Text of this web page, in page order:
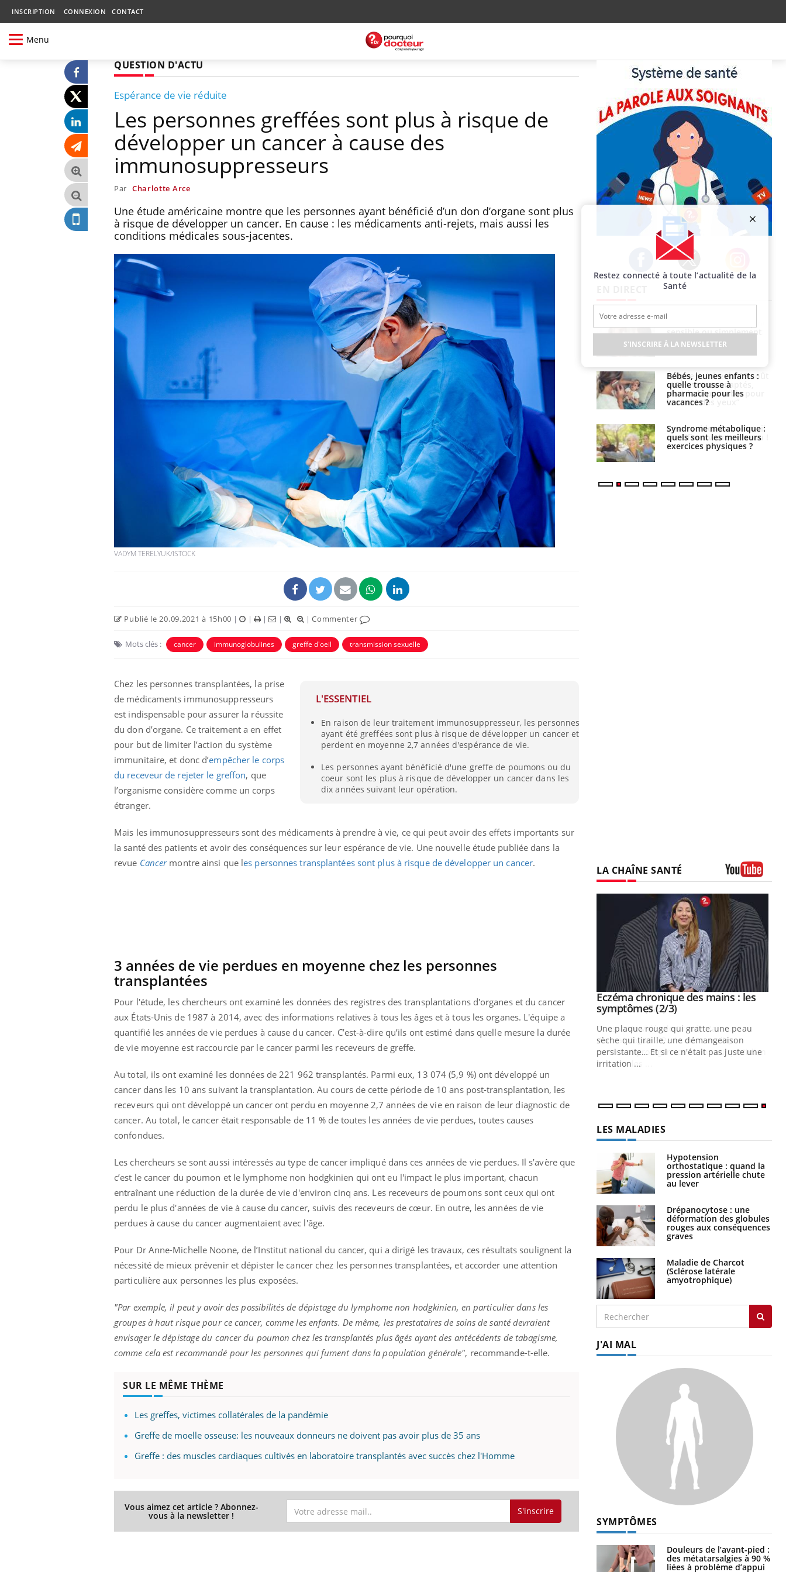
INSCRIPTION CONNEXION CONTACT
Menu
QUESTION D'ACTU
Espérance de vie réduite
Les personnes greffées sont plus à risque de
développer un cancer à cause des
immunosuppresseurs
Par Charlotte Arce
Une étude américaine montre que les personnes ayant bénéficié d’un don d’organe sont plus
à risque de développer un cancer. En cause : les médicaments anti-rejets, mais aussi les
conditions médicales sous-jacentes.
VADYM TERELYUK/ISTOCK
Publié le 20.09.2021 à 15h00 | | | | |Commenter
Mots clés : cancer immunoglobulines greffe d'oeil transmission sexuelle
L'ESSENTIEL
En raison de leur traitement immunosuppresseur, les personnes
ayant été greffées sont plus à risque de développer un cancer et
perdent en moyenne 2,7 années d'espérance de vie.
Les personnes ayant bénéficié d'une greffe de poumons ou du
coeur sont les plus à risque de développer un cancer dans les
dix années suivant leur opération.
Chez les personnes transplantées, la prise
de médicaments immunosuppresseurs
est indispensable pour assurer la réussite
du don d’organe. Ce traitement a en effet
pour but de limiter l’action du système
immunitaire, et donc d’empêcher le corps
du receveur de rejeter le greffon, que
l’organisme considère comme un corps
étranger.
Mais les immunosuppresseurs sont des médicaments à prendre à vie, ce qui peut avoir des effets importants sur
la santé des patients et avoir des conséquences sur leur espérance de vie. Une nouvelle étude publiée dans la
revue Cancermontre ainsi que les personnes transplantées sont plus à risque de développer un cancer.
3 années de vie perdues en moyenne chez les personnes
transplantées
Pour l'étude, les chercheurs ont examiné les données des registres des transplantations d'organes et du cancer
aux États-Unis de 1987 à 2014, avec des informations relatives à tous les âges et à tous les organes. L'équipe a
quantifié les années de vie perdues à cause du cancer. C’est-à-dire qu’ils ont estimé dans quelle mesure la durée
de vie moyenne est raccourcie par le cancer parmi les receveurs de greffe.
Au total, ils ont examiné les données de 221 962 transplantés. Parmi eux, 13 074 (5,9 %) ont développé un
cancer dans les 10 ans suivant la transplantation. Au cours de cette période de 10 ans post-transplantation, les
receveurs qui ont développé un cancer ont perdu en moyenne 2,7 années de vie en raison de leur diagnostic de
cancer. Au total, le cancer était responsable de 11 % de toutes les années de vie perdues, toutes causes
confondues.
Les chercheurs se sont aussi intéressés au type de cancer impliqué dans ces années de vie perdues. Il s’avère que
c’est le cancer du poumon et le lymphome non hodgkinien qui ont eu l'impact le plus important, chacun
entraînant une réduction de la durée de vie d'environ cinq ans. Les receveurs de poumons sont ceux qui ont
perdu le plus d'années de vie à cause du cancer, suivis des receveurs de cœur. En outre, les années de vie
perdues à cause du cancer augmentaient avec l'âge.
Pour Dr Anne-Michelle Noone, de l’Institut national du cancer, qui a dirigé les travaux, ces résultats soulignent la
nécessité de mieux prévenir et dépister le cancer chez les personnes transplantées, et accorder une attention
particulière aux personnes les plus exposées.
"Par exemple, il peut y avoir des possibilités de dépistage du lymphome non hodgkinien, en particulier dans les
groupes à haut risque pour ce cancer, comme les enfants. De même, les prestataires de soins de santé devraient
envisager le dépistage du cancer du poumon chez les transplantés plus âgés ayant des antécédents de tabagisme,
comme cela est recommandé pour les personnes qui fument dans la population générale", recommande-t-elle.
SUR LE MÊME THÈME
Les greffes, victimes collatérales de la pandémie
Greffe de moelle osseuse: les nouveaux donneurs ne doivent pas avoir plus de 35 ans
Greffe : des muscles cardiaques cultivés en laboratoire transplantés avec succès chez l'Homme
Vous aimez cet article ? Abonnez-
vous à la newsletter ! S'inscrire
Facebook Twitter Instagram
Et si les caries pouvaient
bientôt disparaître sans
plombage ?
Éclipse solaire du 12 août
: “Des verres adaptés,
c'est indispensable pour
la santé des yeux”
Les troubles du sommeil
modifient votre cerveau !
sensible ou simplement
très empathique ?
Bébés, jeunes enfants :
quelle trousse à
pharmacie pour les
vacances ?
Syndrome métabolique :
quels sont les meilleurs
exercices physiques ?
LA CHAÎNE SANTÉ
COUP DE FOOD sur le diabète Youtube
Coup de food sur le diabète, c'est votre
nouveau rendez-vous culinaire qui
bouscule les idées reçues ! Dans cet
épisode, une ...
Youtube
Quand l’entreprise mise sur le bien
être global Youtube
"Les rendez-vous de la santé et de la
qualité de vie au travail" de Pourquoi
Docteur reçoivent Régis Blugeon, DRH et
Youtube
Eczéma chronique des mains : au
quotidien (3/3)Youtube
Dans cette vidéo, le Dr Inès Zaraa,
dermatologue à Paris, vous explique
Youtube
Eczéma chronique des mains : les
symptômes (2/3)Youtube
Une plaque rouge qui gratte, une peau
sèche qui tiraille, une démangeaison
persistante… Et si ce n'était pas juste une
irritation ...
LES MALADIES
Hypotension
orthostatique : quand la
pression artérielle chute
au lever
Drépanocytose : une
déformation des globules
rouges aux conséquences
graves
Maladie de Charcot
(Sclérose latérale
amyotrophique)
J'AI MAL
SYMPTÔMES
Douleurs de l’avant-pied :
des métatarsalgies à 90 %
liées à problème d’appui
Restez connecté à toute l’actualité de la
Santé
S'INSCRIRE À LA NEWSLETTER